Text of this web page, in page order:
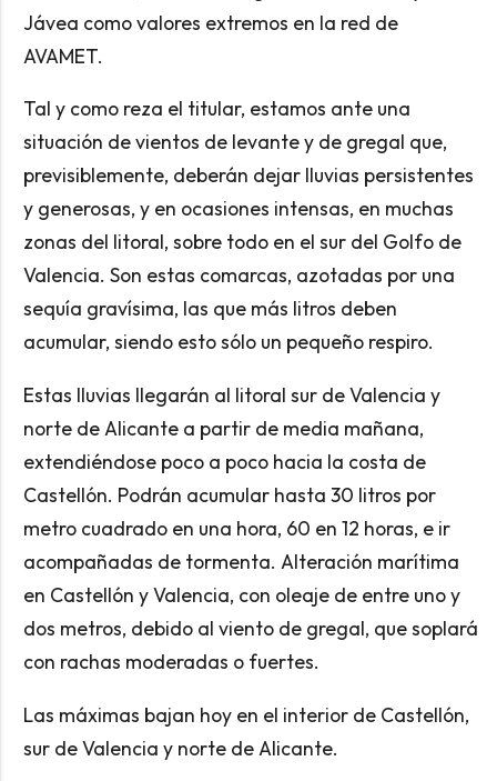
Jávea como valores extremos en la red de
AVAMET.
Tal y como reza el titular, estamos ante una
situación de vientos de levante y de gregal que,
previsiblemente, deberán dejar lluvias persistentes
y generosas, y en ocasiones intensas, en muchas
zonas del litoral, sobre todo en el sur del Golfo de
Valencia. Son estas comarcas, azotadas por una
sequía gravísima, las que más litros deben
acumular, siendo esto sólo un pequeño respiro.
Estas lluvias llegarán al litoral sur de Valencia y
norte de Alicante a partir de media mañana,
extendiéndose poco a poco hacia la costa de
Castellón. Podrán acumular hasta 30 litros por
metro cuadrado en una hora, 60 en 12 horas, e ir
acompañadas de tormenta. Alteración marítima
en Castellón y Valencia, con oleaje de entre uno y
dos metros, debido al viento de gregal, que soplará
con rachas moderadas o fuertes.
Las máximas bajan hoy en el interior de Castellón,
sur de Valencia y norte de Alicante.